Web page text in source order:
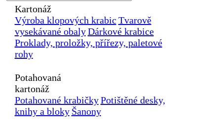
Kartonáž
Výroba klopových krabic Tvarově
vysekávané obaly Dárkové krabice
Proklady, proložky, přířezy, paletové
rohy
Potahovaná
kartonáž
Potahované krabičky Potištěné desky,
knihy a bloky Šanony